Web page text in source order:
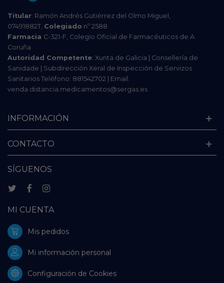
Titular: Ramón Andrés Gutiérrez del Olmo Miguel,
07491882T, Colegiado nº 2588
Farmacia C-321-F, Colegio Oficial de Farmacéuticos de A
Coruña
Autoridad Competente: Xunta de Galicia | Consellería de
Sanidade | Subdirección Xeral de Inspección de Servizos
Sanitarios Teléfono: 881542702 | Email:
venda.distancia.medicamentos@sergas.es
INFORMACIÓN
CONTACTO
SÍGUENOS
MI CUENTA
Mis pedidos
Mi información personal
Configuración de Cookies